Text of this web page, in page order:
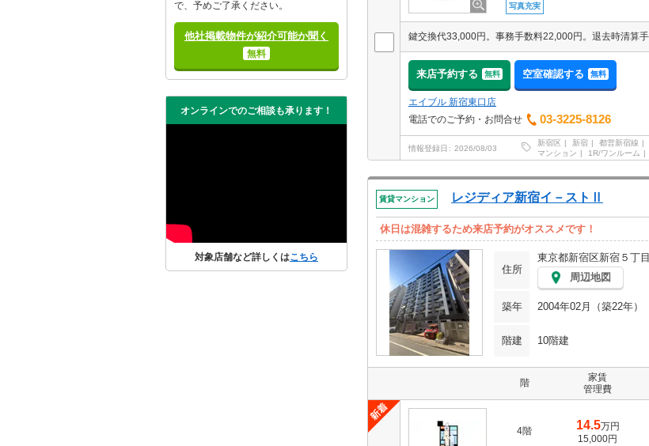
で、予めご了承ください。
他社掲載物件が紹介可能か聞く
無料
オンラインでのご相談も承ります！
対象店舗など詳しくはこちら
写真充実
来店予約する 無料 空室確認する 無料
エイブル 新宿東口店
電話でのご予約・お問合せ
03-3225-8126
情報登録日 2026/08/03
新宿区 新宿 都営新宿線
マンション
1R/ワンルーム
賃貸マンション レジディア新宿イ－ストⅡ
休日は混雑するため来店予約がオススメです！
住所
東京都新宿区新宿５丁目
周辺地図
築年 2004年02月（築22年）
階建 10階建
階
家賃
管理費
4階 14.5万円
15,000円